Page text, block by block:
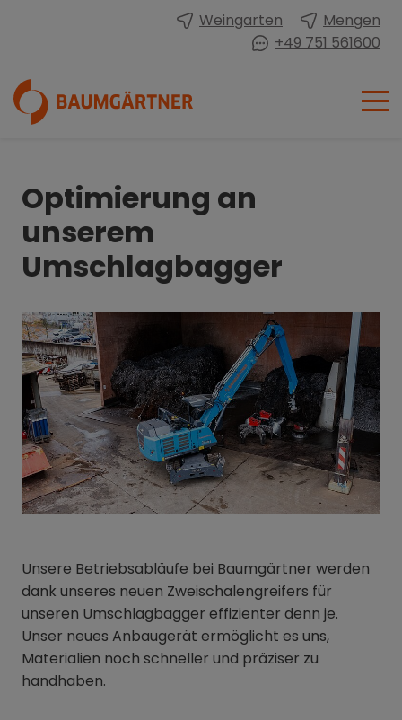
Weingarten
Mengen
+49 751 561600
Optimierung an
unserem
Umschlagbagger
Unsere Betriebsabläufe bei Baumgärtner werden
dank unseres neuen Zweischalengreifers für
unseren Umschlagbagger effizienter denn je.
Unser neues Anbaugerät ermöglicht es uns,
Materialien noch schneller und präziser zu
handhaben.